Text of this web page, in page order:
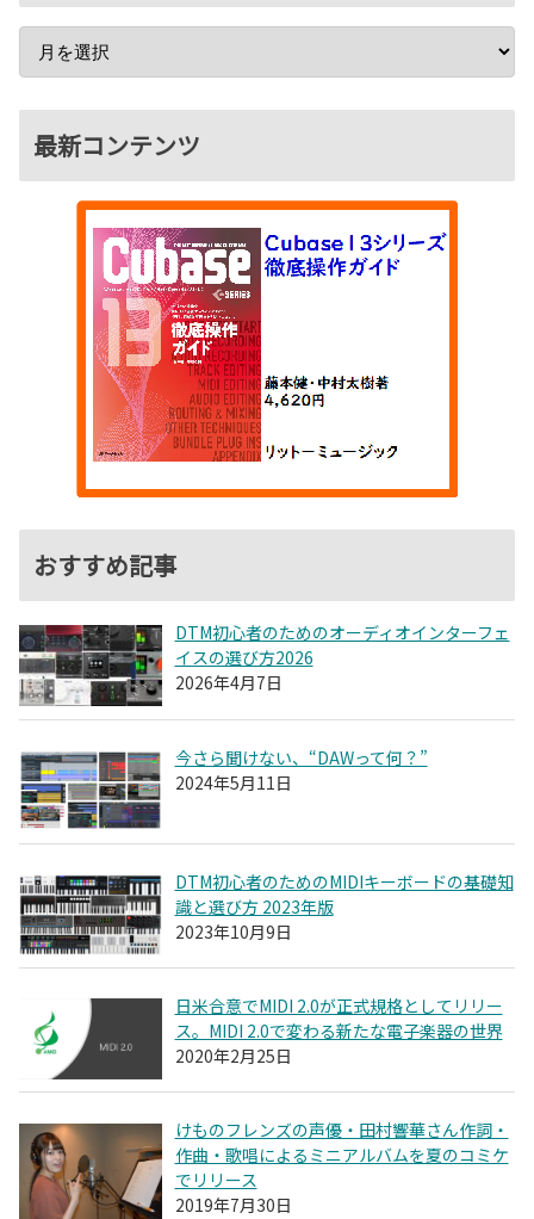
最新コンテンツ
おすすめ記事
DTM初心者のためのオーディオインターフェ
イスの選び方2026
2026年4月7日
今さら聞けない、“DAWって何？”
2024年5月11日
DTM初心者のためのMIDIキーボードの基礎知
識と選び方 2023年版
2023年10月9日
日米合意でMIDI 2.0が正式規格としてリリー
ス。MIDI 2.0で変わる新たな電子楽器の世界
2020年2月25日
けものフレンズの声優・田村響華さん作詞・
作曲・歌唱によるミニアルバムを夏のコミケ
でリリース
2019年7月30日